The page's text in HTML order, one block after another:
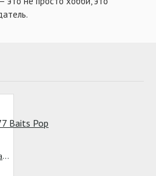
Плавающие бойлы 777 Baits Pop Ups Груша